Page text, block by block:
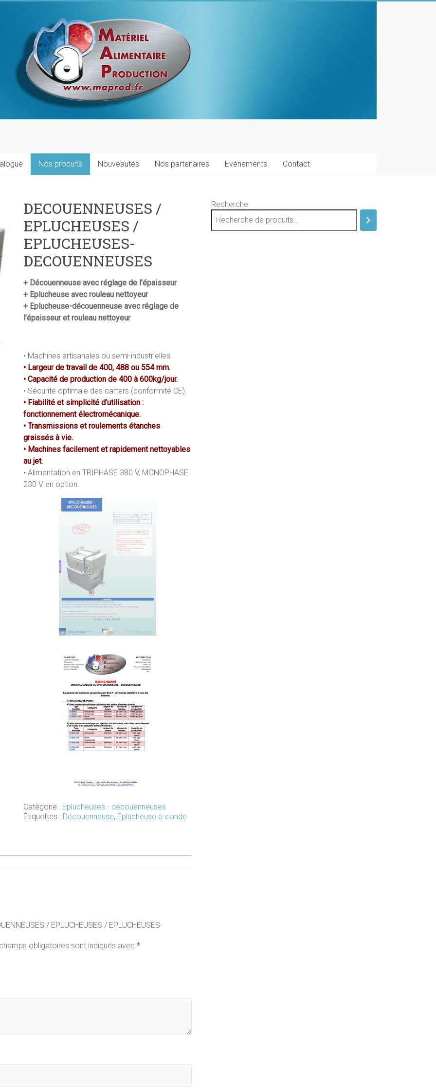
Nos produits Nouveautés Nos partenaires Evènements Contact
DECOUENNEUSES /
EPLUCHEUSES /
EPLUCHEUSES-
DECOUENNEUSES
+ Découenneuse avec réglage de l’épaisseur
+ Eplucheuse avec rouleau nettoyeur
+ Eplucheuse-découenneuse avec réglage de
l’épaisseur et rouleau nettoyeur
• Machines artisanales ou semi-industrielles.
• Largeur de travail de 400, 488 ou 554 mm.
• Capacité de production de 400 à 600kg/jour.
• Sécurité optimale des carters (conformité CE).
• Fiabilité et simplicité d’utilisation :
fonctionnement électromécanique.
• Transmissions et roulements étanches
graissés à vie.
• Machines facilement et rapidement nettoyables
au jet.
• Alimentation en TRIPHASE 380 V, MONOPHASE
230 V en option.
Catégorie : Eplucheuses - découenneuses
Étiquettes : Découenneuse, Eplucheuse à viande
/ EPLUCHEUSES / EPLUCHEUSES-
obligatoires sont indiqués avec *
Recherche